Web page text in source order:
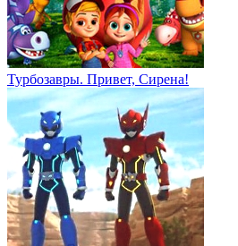
Турбозавры. Привет, Сирена!